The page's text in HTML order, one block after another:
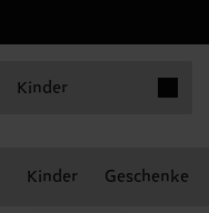
Kinder
Kinder Geschenke